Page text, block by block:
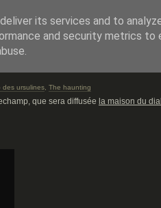
des ursulines The haunting
que sera diffusée la maison du
its services and to
and security metrics to